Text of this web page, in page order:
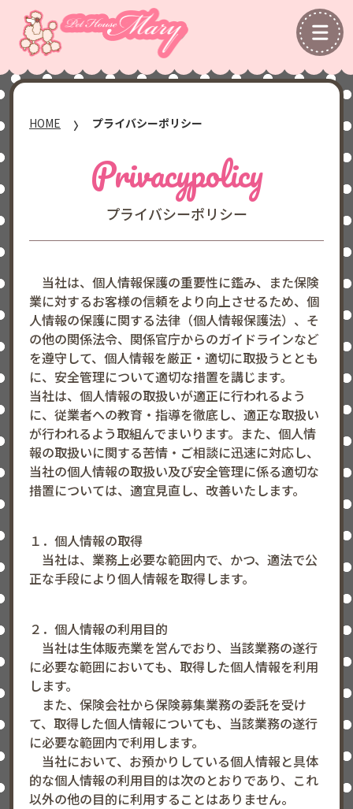
HOME プライバシーポリシー
Privacypolicy
プライバシーポリシー
当社は、個人情報保護の重要性に鑑み、また保険
業に対するお客様の信頼をより向上させるため、個
人情報の保護に関する法律（個人情報保護法）、そ
の他の関係法令、関係官庁からのガイドラインなど
を遵守して、個人情報を厳正・適切に取扱うととも
に、安全管理について適切な措置を講じます。
当社は、個人情報の取扱いが適正に行われるよう
に、従業者への教育・指導を徹底し、適正な取扱い
が行われるよう取組んでまいります。また、個人情
報の取扱いに関する苦情・ご相談に迅速に対応し、
当社の個人情報の取扱い及び安全管理に係る適切な
措置については、適宜見直し、改善いたします。
１．個人情報の取得
当社は、業務上必要な範囲内で、かつ、適法で公
正な手段により個人情報を取得します。
２．個人情報の利用目的
当社は生体販売業を営んでおり、当該業務の遂行
に必要な範囲においても、取得した個人情報を利用
します。
また、保険会社から保険募集業務の委託を受け
て、取得した個人情報についても、当該業務の遂行
に必要な範囲内で利用します。
当社において、お預かりしている個人情報と具体
的な個人情報の利用目的は次のとおりであり、これ
以外の他の目的に利用することはありません。